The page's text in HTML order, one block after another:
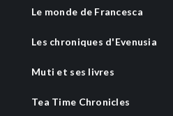
Le monde de Francesca
Les chroniques d'Evenusia
Muti et ses livres
Tea Time Chronicles